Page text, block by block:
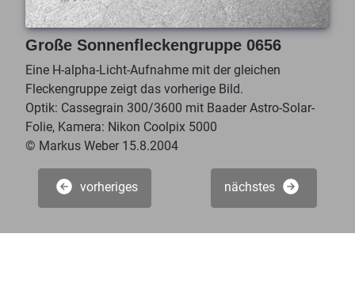
Große Sonnenfleckengruppe 0656
Eine H-alpha-Licht-Aufnahme mit der gleichen
Fleckengruppe zeigt das vorherige Bild.
Optik: Cassegrain 300/3600 mit Baader Astro-Solar-
Folie, Kamera: Nikon Coolpix 5000
© Markus Weber 15.8.2004
vorheriges nächstes